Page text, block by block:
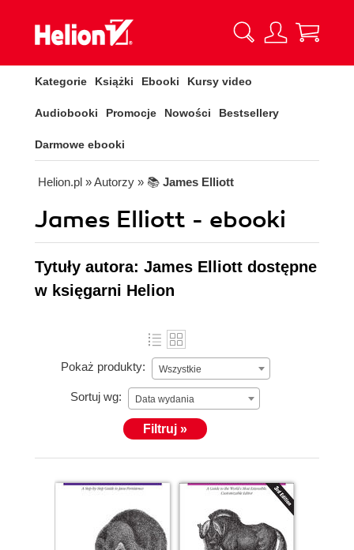
Kategorie Książki Ebooki Kursy video
Audiobooki Promocje Nowości Bestsellery
Darmowe ebooki
Helion.pl » Autorzy » 📚 James Elliott
James Elliott - ebooki
Tytuły autora: James Elliott dostępne
w księgarni Helion
Pokaż produkty: Wszystkie
Sortuj wg: Data wydania
Filtruj »